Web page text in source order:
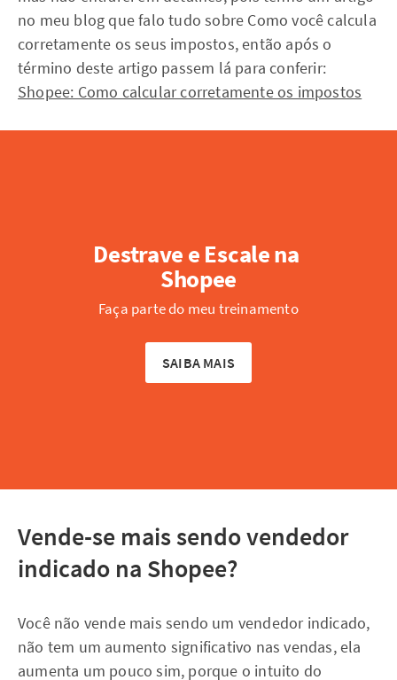
no meu blog que falo tudo sobre Como você calcula
corretamente os seus impostos, então após o
término deste artigo passem lá para conferir:
Shopee: Como calcular corretamente os impostos
Destrave e Escale na
Shopee
Faça parte do meu treinamento
SAIBA MAIS
Vende-se mais sendo vendedor
indicado na Shopee?
Você não vende mais sendo um vendedor indicado,
não tem um aumento significativo nas vendas, ela
aumenta um pouco sim, porque o intuito do